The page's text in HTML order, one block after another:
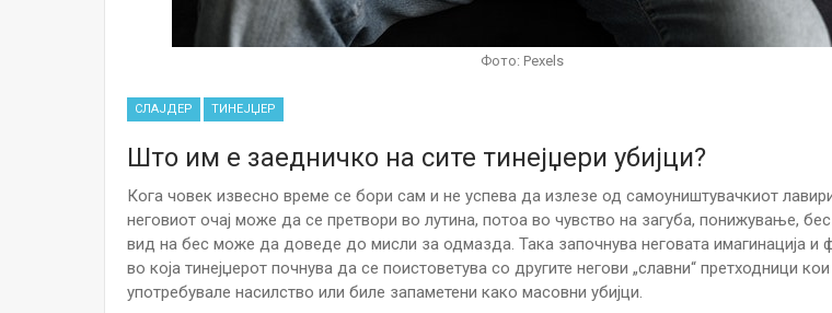
Фото: Pexels
СЛАЈДЕР ТИНЕЈЏЕР
Што им е заедничко на сите тинејџери убијци?
Кога човек извесно време се бори сам и не успева да излезе од самоуништувачкиот
неговиот очај може да се претвори во лутина, потоа во чувство на загуба, понижување, бес
вид на бес може да доведе до мисли за одмазда. Така започнува неговата имагинација и
во која тинејџерот почнува да се поистоветува со другите негови „славни“ претходници кои
употребувале насилство или биле запаметени како масовни убијци.
Јул 22, 2026
Австралијка
идентични